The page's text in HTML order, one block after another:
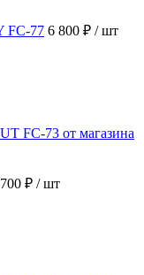
FC-77 6 800 ₽ / шт
₽ / шт